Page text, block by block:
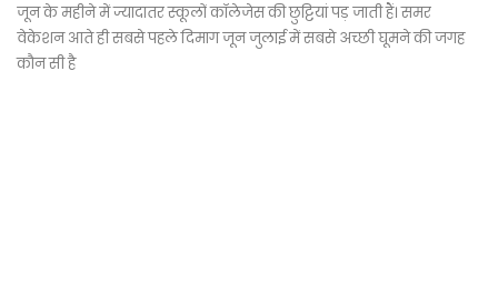
जून के महीने में ज्यादातर स्कूलों कॉलेजेस की छुट्टियां पड़ जाती हैं। समर
वेकेशन आते ही सबसे पहले दिमाग जून जुलाई में सबसे अच्छी घूमने की जगह
कौन सी है